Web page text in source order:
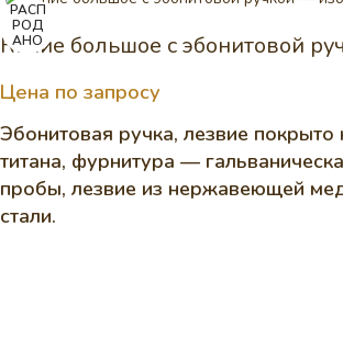
РАСП
РОД
АНО
Копие большое с эбонитовой
Цена по запросу
Эбонитовая ручка, лезвие покрыто
титана, фурнитура —
пробы, лезвие из нержавеющей
стали.